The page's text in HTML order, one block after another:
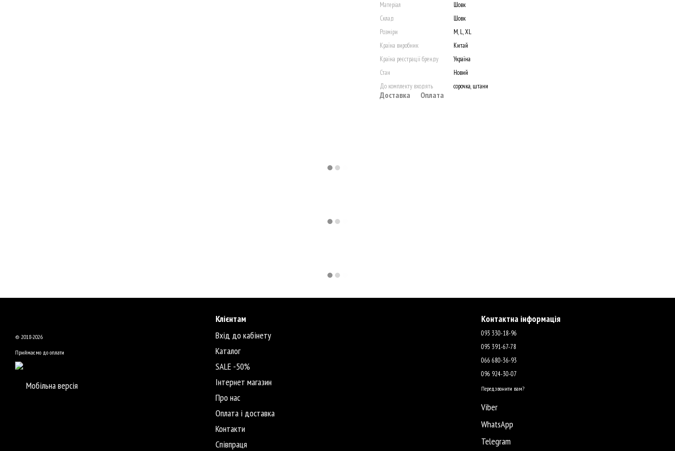
Матеріал
Шовк
Склад
Шовк
Розміри
M, L, XL
Країна виробник
Китай
Країна реєстрації бренду
Україна
Стан
Новий
До комплекту входять
сорочка, штани
Доставка Оплата
© 2018-2026
Приймаємо до оплати
Мобільна версія
Клієнтам
Вхід до кабінету
Каталог
SALE -50%
Інтернет магазин
Про нас
Оплата і доставка
Контакти
Співпраця
Контактна інформація
093 330-18-96
095 391-67-78
066 680-36-93
096 924-30-07
Передзвонити вам?
Viber
WhatsApp
Telegram